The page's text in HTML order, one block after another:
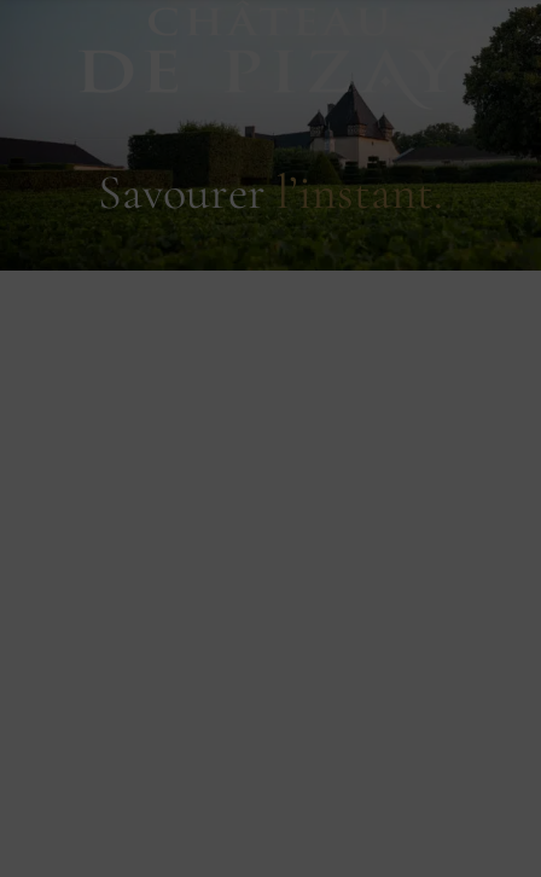
Savourerl’instant.